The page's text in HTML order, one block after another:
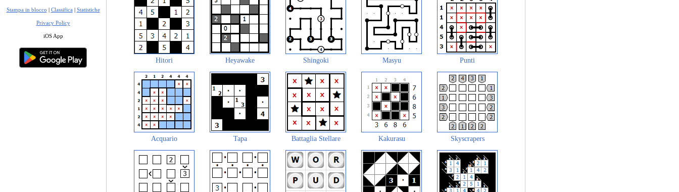
Stampa in blocco | Classifica | Statistiche
Privacy Policy
iOS App
Hitori Heyawake Shingoki Masyu Punti
Acquario Tapa Battaglia Stellare Kakurasu Skyscrapers